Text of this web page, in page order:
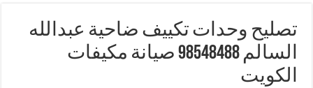
تصليح وحدات تكييف ضاحية عبدالله
السالم 98548488 صيانة مكيفات
الكويت